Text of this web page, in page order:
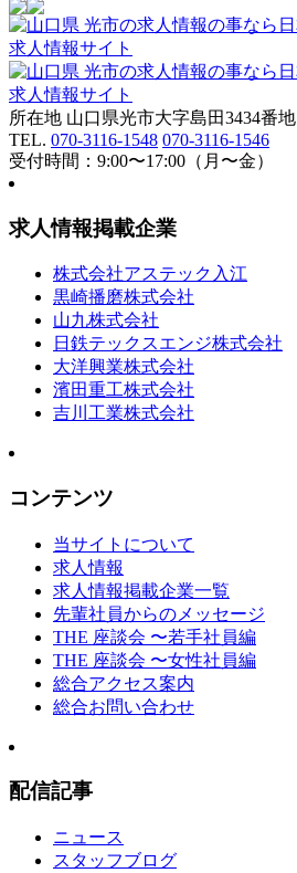
所在地 山口県光市大字島田3434番地
TEL. 070-3116-1548 070-3116-1546
受付時間：9:00〜17:00（月〜金）
求人情報掲載企業
株式会社アステック入江
黒崎播磨株式会社
山九株式会社
日鉄テックスエンジ株式会社
大洋興業株式会社
濱田重工株式会社
吉川工業株式会社
コンテンツ
当サイトについて
求人情報
求人情報掲載企業一覧
先輩社員からのメッセージ
THE 座談会 〜若手社員編
THE 座談会 〜女性社員編
総合アクセス案内
総合お問い合わせ
配信記事
ニュース
スタッフブログ